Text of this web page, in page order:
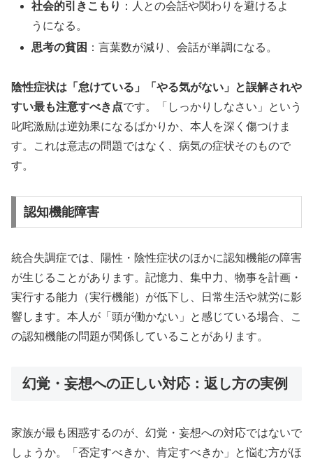
社会的引きこもり ：人との会話や関わりを避けるよ
うになる。
思考の貧困 ：言葉数が減り、会話が単調になる。
陰性症状は「怠けている」「やる気がない」と誤解されや
すい最も注意すべき点です。「しっかりしなさい」という
叱咤激励は逆効果になるばかりか、本人を深く傷つけま
す。これは意志の問題ではなく、病気の症状そのもので
す。
認知機能障害
統合失調症では、陽性・陰性症状のほかに認知機能の障害
が生じることがあります。記憶力、集中力、物事を計画・
実行する能力（実行機能）が低下し、日常生活や就労に影
響します。本人が「頭が働かない」と感じている場合、こ
の認知機能の問題が関係していることがあります。
幻覚・妄想への正しい対応：返し方の実例
家族が最も困惑するのが、幻覚・妄想への対応ではないで
しょうか。「否定すべきか、肯定すべきか」と悩む方がほ